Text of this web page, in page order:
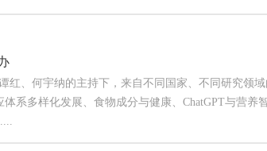
谭红、何宇纳的主持下，来自不同国家、不同研究领
体系多样化发展、食物成分与健康、ChatGPT与营养